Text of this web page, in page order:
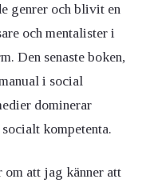
genrer och blivit en
och mentalister i
Den senaste boken,
i social
dominerar
kompetenta.
om att jag känner att